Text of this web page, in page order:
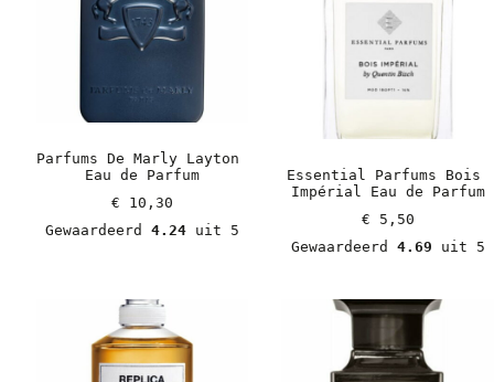
Parfums De Marly Layton
Eau de Parfum
€ 10,30
Gewaardeerd 4.24 uit 5
Essential Parfums Bois
Impérial Eau de Parfum
€ 5,50
Gewaardeerd 4.69 uit 5